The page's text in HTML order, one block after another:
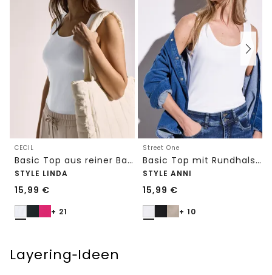
CECIL
Basic Top aus reiner Baumwolle
STYLE LINDA
15,99 €
+ 21
Street One
Basic Top mit Rundhals in Unifarbe
STYLE ANNI
15,99 €
+ 10
Layering‑Ideen